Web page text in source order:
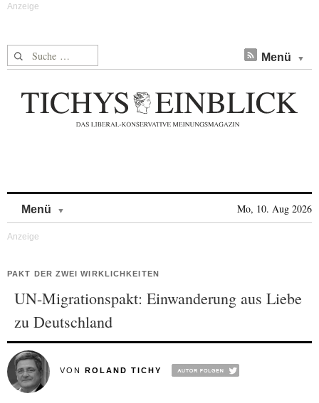
Suche nach: Menü
Menü Mo, 10. Aug 2026
PAKT DER ZWEI WIRKLICHKEITEN
UN-Migrationspakt: Einwanderung aus Liebe
zu Deutschland
VON ROLAND TICHY